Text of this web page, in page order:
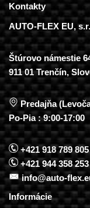
Kontakty
AUTO-FLEX EU,
Štúrovo námestie
911 01 Trenčín,
Predajňa
Po-Pia : 9:00-17:00
+421 918 789 805
+421 944 358 253
info@auto-
Informácie